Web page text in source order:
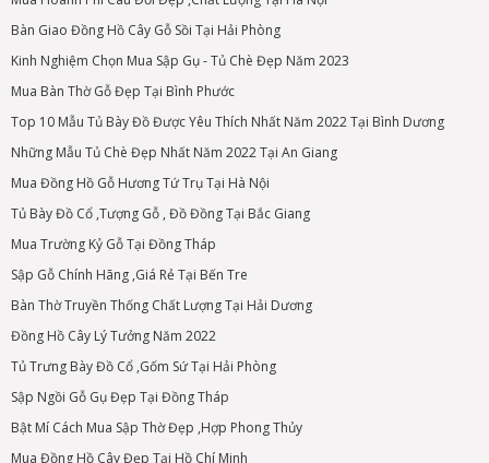
Bàn Giao Đồng Hồ Cây Gỗ Sồi Tại Hải Phòng
Kinh Nghiệm Chọn Mua Sập Gụ - Tủ Chè Đẹp Năm 2023
Mua Bàn Thờ Gỗ Đẹp Tại Bình Phước
Top 10 Mẫu Tủ Bày Đồ Được Yêu Thích Nhất Năm 2022 Tại Bình Dương
Những Mẫu Tủ Chè Đẹp Nhất Năm 2022 Tại An Giang
Mua Đồng Hồ Gỗ Hương Tứ Trụ Tại Hà Nội
Tủ Bày Đồ Cổ ,Tượng Gỗ , Đồ Đồng Tại Bắc Giang
Mua Trường Kỷ Gỗ Tại Đồng Tháp
Sập Gỗ Chính Hãng ,Giá Rẻ Tại Bến Tre
Bàn Thờ Truyền Thống Chất Lượng Tại Hải Dương
Đồng Hồ Cây Lý Tưởng Năm 2022
Tủ Trưng Bày Đồ Cổ ,Gốm Sứ Tại Hải Phòng
Sập Ngồi Gỗ Gụ Đẹp Tại Đồng Tháp
Bật Mí Cách Mua Sập Thờ Đẹp ,Hợp Phong Thủy
Mua Đồng Hồ Cây Đẹp Tại Hồ Chí Minh